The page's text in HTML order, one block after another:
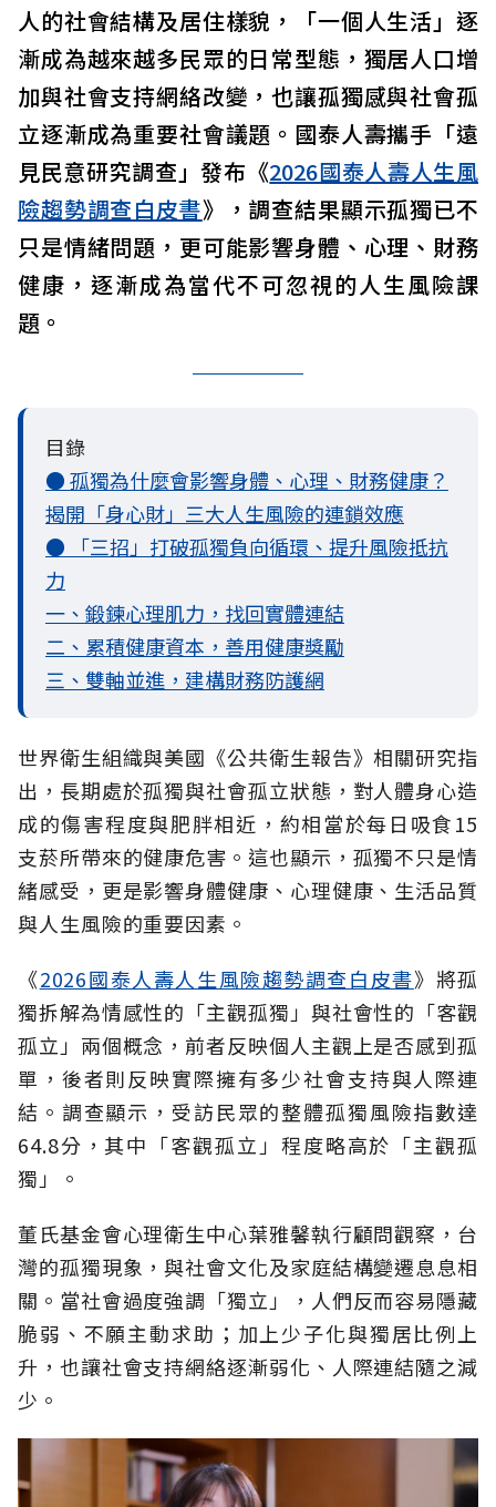
人的社會結構及居住樣貌，「一個人生活」逐
漸成為越來越多民眾的日常型態，獨居人口增
加與社會支持網絡改變，也讓孤獨感與社會孤
立逐漸成為重要社會議題。國泰人壽攜手「遠
見民意研究調查」發布《2026國泰人壽人生風
險趨勢調查白皮書》，調查結果顯示孤獨已不
只是情緒問題，更可能影響身體、心理、財務
健康，逐漸成為當代不可忽視的人生風險課
題。
目錄
● 孤獨為什麼會影響身體、心理、財務健康？
揭開「身心財」三大人生風險的連鎖效應
● 「三招」打破孤獨負向循環、提升風險抵抗
力
一、鍛鍊心理肌力，找回實體連結
二、累積健康資本，善用健康獎勵
三、雙軸並進，建構財務防護網
世界衛生組織與美國《公共衛生報告》相關研究指
出，長期處於孤獨與社會孤立狀態，對人體身心造
成的傷害程度與肥胖相近，約相當於每日吸食15
支菸所帶來的健康危害。這也顯示，孤獨不只是情
緒感受，更是影響身體健康、心理健康、生活品質
與人生風險的重要因素。
《2026國泰人壽人生風險趨勢調查白皮書》將孤
獨拆解為情感性的「主觀孤獨」與社會性的「客觀
孤立」兩個概念，前者反映個人主觀上是否感到孤
單，後者則反映實際擁有多少社會支持與人際連
結。調查顯示，受訪民眾的整體孤獨風險指數達
64.8分，其中「客觀孤立」程度略高於「主觀孤
獨」。
董氏基金會心理衛生中心葉雅馨執行顧問觀察，台
灣的孤獨現象，與社會文化及家庭結構變遷息息相
關。當社會過度強調「獨立」，人們反而容易隱藏
脆弱、不願主動求助；加上少子化與獨居比例上
升，也讓社會支持網絡逐漸弱化、人際連結隨之減
少。